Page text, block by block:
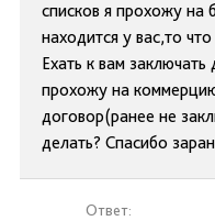
списков я прохожу на
находится у вас,то
Ехать к вам
прохожу на
договор(ранее не
делать? Спасибо
Ответ: